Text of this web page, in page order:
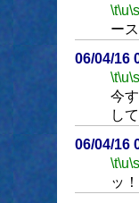
\t\u
ー
06/04/16
\t\u
今
し
06/04/16
\t\u
ッ！